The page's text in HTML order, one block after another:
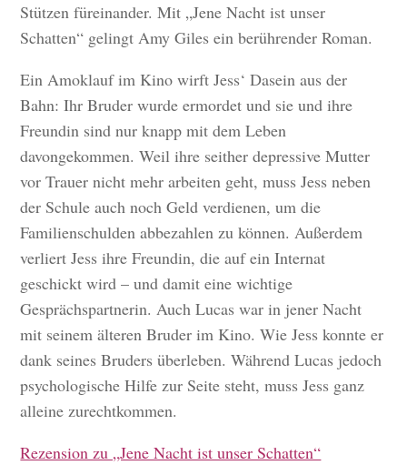
Stützen füreinander. Mit „Jene Nacht ist unser
Schatten“ gelingt Amy Giles ein berührender Roman.
Ein Amoklauf im Kino wirft Jess‘ Dasein aus der
Bahn: Ihr Bruder wurde ermordet und sie und ihre
Freundin sind nur knapp mit dem Leben
davongekommen. Weil ihre seither depressive Mutter
vor Trauer nicht mehr arbeiten geht, muss Jess neben
der Schule auch noch Geld verdienen, um die
Familienschulden abbezahlen zu können. Außerdem
verliert Jess ihre Freundin, die auf ein Internat
geschickt wird – und damit eine wichtige
Gesprächspartnerin. Auch Lucas war in jener Nacht
mit seinem älteren Bruder im Kino. Wie Jess konnte er
dank seines Bruders überleben. Während Lucas jedoch
psychologische Hilfe zur Seite steht, muss Jess ganz
alleine zurechtkommen.
Rezension zu „Jene Nacht ist unser Schatten“